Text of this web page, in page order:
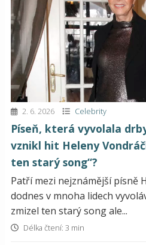
2. 6. 2026 Celebrity
Píseň, která vyvolala
vznikl hit Heleny
ten starý song“?
Patří mezi nejznámější písně
dodnes v mnoha lidech
zmizel ten starý song ale...
Délka čtení: 3 min